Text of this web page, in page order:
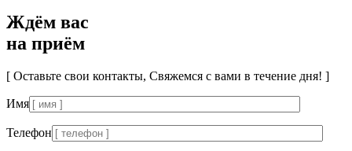
Ждём вас
на приём
[ Оставьте свои контакты, Свяжемся с вами в течение дня! ]
Имя
Телефон